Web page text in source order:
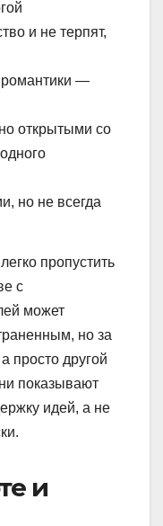
и не терпят,
—
открытыми со
но не всегда
пропустить
с
может
но за
просто другой
показывают
идей, а не
и